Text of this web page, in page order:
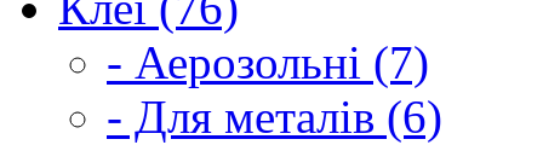
- Аерозольні (7)
- Для металів (6)